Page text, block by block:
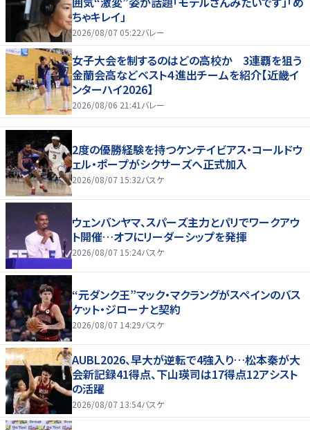
ちゃキレイ」
2026/08/07 05:22バレー
女子大会を制するのはどの高校か 3連覇を狙う
金蘭会高などベスト４進出チームを紹介【近畿イ
ンターハイ2026】
2026/08/06 21:41 バレー
2度の優勝経験を持つケンテイビアス・コールドウ
ェル・ポープがシクサーズへ正式加入
2026/08/07 15:32バスケ
ウェンバンヤマ、スパーズ主力とパリでワークアウ
ト開催…オフにリーダーシップを発揮
2026/08/07 15:24バスケ
“元ダンク王”マック・マクラングがスペインのバス
ケット・ジローナと契約
2026/08/07 14:29バスケ
AUBL2026、早大が逆転で4強入り…松本秦が大
会新記録41得点、下山瑛司は17得点12アシスト
の活躍
2026/08/07 13:54バスケ